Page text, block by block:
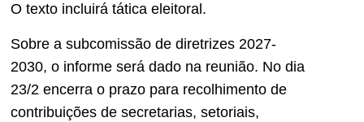
O texto incluirá tática eleitoral.
Sobre a subcomissão de diretrizes 2027-
2030, o informe será dado na reunião. No dia
23/2 encerra o prazo para recolhimento de
contribuições de secretarias, setoriais,